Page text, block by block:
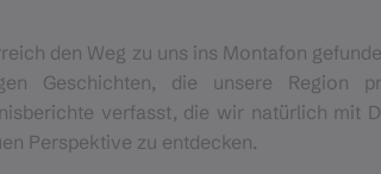
den Weg zu uns ins Montafon
Geschichten, die unsere Region
verfasst, die wir natürlich
Perspektive zu entdecken.